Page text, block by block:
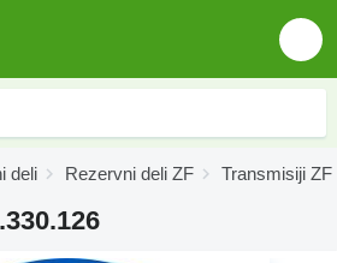
deli Rezervni deli ZF Transmisiji ZF